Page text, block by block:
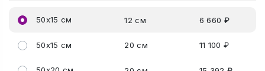
50x15 см 12 см 6 660 ₽
50x15 см 20 см 11 100 ₽